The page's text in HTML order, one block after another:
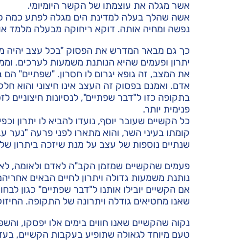
אשר מגלה את עוצמתו של הקשר היומיומי.
אשה שהלך בעלה למדינת הים מגלה לפתע כמה כל
נפשה ומחיה אותה. דוקא ריחוקה מבעלה מלמד
כך גם מבאר המדרש את הפסוק "בכל עצב יהיה
יתרון ופעמים שהיא הנותנת משמעות לערכים.
את המצב, זה גופא יגרום לו חסרון. "שפתיים" הם
אדם. ואמנם בפסוק זה העצב אינו חיצוני והוא
בתקופה כזו ל"דבר שפתיים", לנסיונות
פנימית יותר.
כל הקשיים שעובר יוסף, נועדו להביא לו יתרון
קומתו בעיני השר, והוא מתארו לפני פרעה "נער
שנתיים נוספות של עצב על מנת שיזכה ביתרון
פעמים שהקשיים שמזמן הקב"ה לאדם ולאומה,
נותנת משמעות גדולה ויתרון לחיים הבאים
אם הקשיים יובילו אותנו ל"דבר שפתיים" כגון
שאנו מחטיאים גודלה ויתרונה של התקופה.
נקוה שהקשיים שאנו חווים בימים אלו יפסקו,
טעם מיוחד לגאולה שתופיע בעקבות הקשיים,